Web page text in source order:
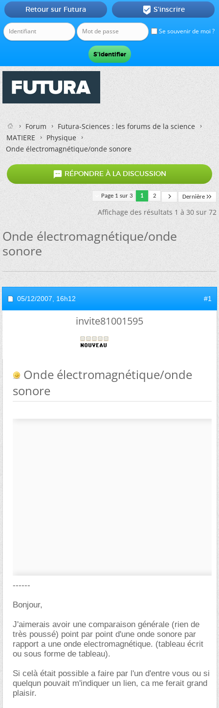
Se souvenir de moi ?
Retour sur Futura  S'inscrire
Forum
Futura-Sciences : les forums de la science
MATIERE
Physique
Onde électromagnétique/onde sonore
 RÉPONDRE À LA DISCUSSION
Page 1 sur 3 1 2 Dernière
Affichage des résultats 1 à 30 sur 72
Onde électromagnétique/onde
sonore
05/12/2007, 16h12 #1
invite81001595
Onde électromagnétique/onde
sonore
------
Bonjour,
J'aimerais avoir une comparaison générale (rien de
très poussé) point par point d'une onde sonore par
rapport a une onde electromagnétique. (tableau écrit
ou sous forme de tableau).
Si celà était possible a faire par l'un d'entre vous ou si
quelqun pouvait m'indiquer un lien, ca me ferait grand
plaisir.